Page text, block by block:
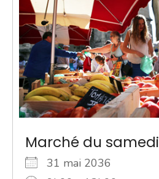
Marché du samedi
31 mai 2036